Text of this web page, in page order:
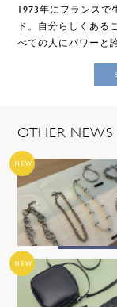
1973年にフランスで
ド。自分らしくある
べての人にパワーと
OTHER NEWS
NEW
NEW